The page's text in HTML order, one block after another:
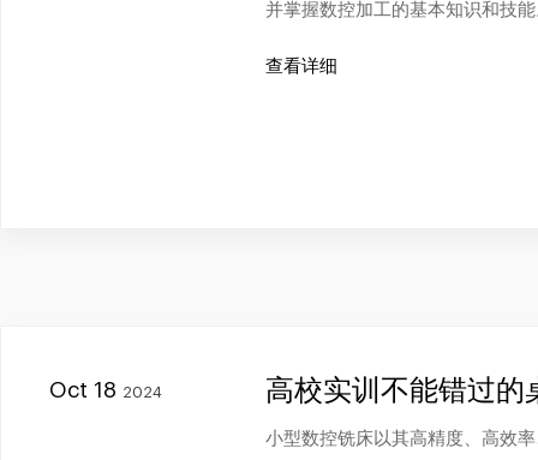
并掌握数控加工的基本知识和技
查看详细
Oct 18 2024 高校实训不能错过的
小型数控铣床以其高精度、高效